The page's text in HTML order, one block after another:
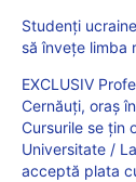
Studenți
să învețe limba
EXCLUSIV
Cernăuți, oraș
Cursurile se țin
Universitate /
acceptă plata